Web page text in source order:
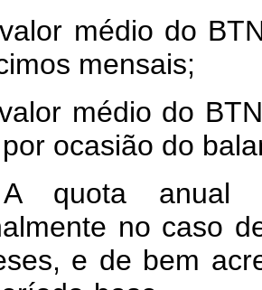
médio do
mensais;
médio do
ocasião do
quota anual
no caso
e de bem